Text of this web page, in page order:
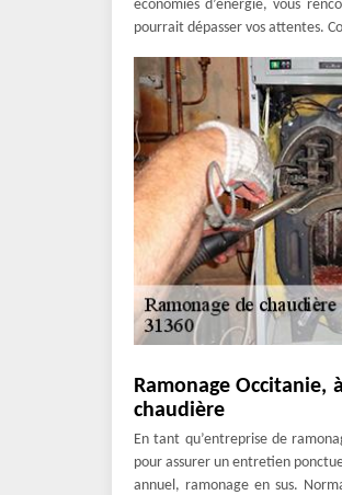
économies d’énergie, vous
pourrait dépasser vos attentes.
Ramonage
chaudière
En tant qu’entreprise de
pour assurer un entretien
annuel, ramonage en sus.